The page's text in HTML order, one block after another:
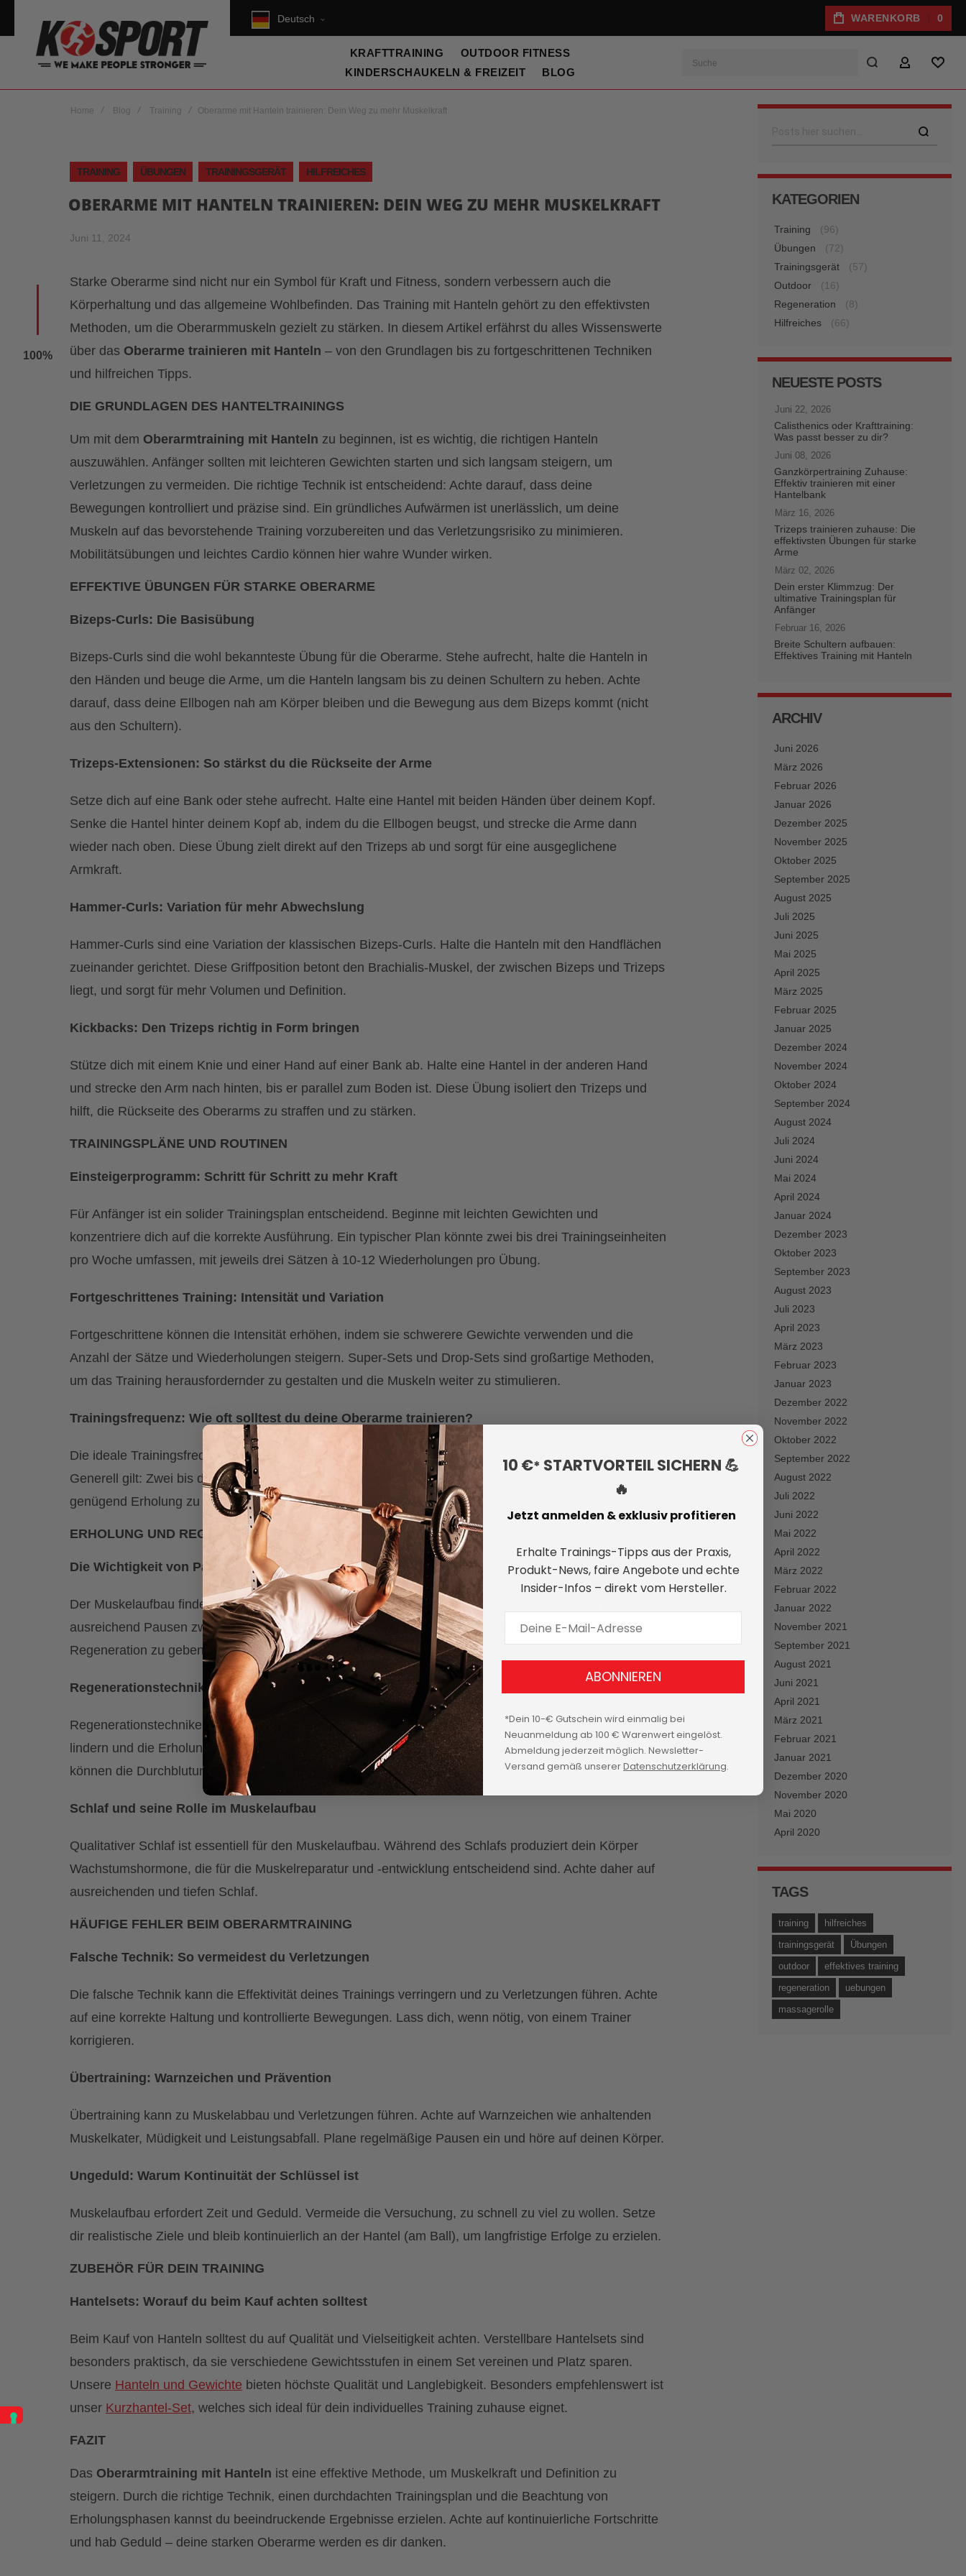
Deutsch WARENKORB 0
KRAFTTRAINING
OUTDOOR FITNESS
KINDERSCHAUKELN & FREIZEIT
BLOG
Suche
MEIN KONTO
Home Blog Training Oberarme mit Hanteln trainieren: Dein Weg zu mehr Muskelkraft
TRAINING ÜBUNGEN TRAININGSGERÄT HILFREICHES
OBERARME MIT HANTELN TRAINIEREN: DEIN WEG ZU MEHR MUSKELKRAFT
Juni 11, 2024
100%
Starke Oberarme sind nicht nur ein Symbol für Kraft und Fitness, sondern verbessern auch die
Körperhaltung und das allgemeine Wohlbefinden. Das Training mit Hanteln gehört zu den effektivsten
Methoden, um die Oberarmmuskeln gezielt zu stärken. In diesem Artikel erfährst du alles Wissenswerte
über das Oberarme trainieren mit Hanteln – von den Grundlagen bis zu fortgeschrittenen Techniken
und hilfreichen Tipps.
DIE GRUNDLAGEN DES HANTELTRAININGS
Um mit dem Oberarmtraining mit Hanteln zu beginnen, ist es wichtig, die richtigen Hanteln
auszuwählen. Anfänger sollten mit leichteren Gewichten starten und sich langsam steigern, um
Verletzungen zu vermeiden. Die richtige Technik ist entscheidend: Achte darauf, dass deine
Bewegungen kontrolliert und präzise sind. Ein gründliches Aufwärmen ist unerlässlich, um deine
Muskeln auf das bevorstehende Training vorzubereiten und das Verletzungsrisiko zu minimieren.
Mobilitätsübungen und leichtes Cardio können hier wahre Wunder wirken.
EFFEKTIVE ÜBUNGEN FÜR STARKE OBERARME
Bizeps-Curls: Die Basisübung
Bizeps-Curls sind die wohl bekannteste Übung für die Oberarme. Stehe aufrecht, halte die Hanteln in
den Händen und beuge die Arme, um die Hanteln langsam bis zu deinen Schultern zu heben. Achte
darauf, dass deine Ellbogen nah am Körper bleiben und die Bewegung aus dem Bizeps kommt (nicht
aus den Schultern).
Trizeps-Extensionen: So stärkst du die Rückseite der Arme
Setze dich auf eine Bank oder stehe aufrecht. Halte eine Hantel mit beiden Händen über deinem Kopf.
Senke die Hantel hinter deinem Kopf ab, indem du die Ellbogen beugst, und strecke die Arme dann
wieder nach oben. Diese Übung zielt direkt auf den Trizeps ab und sorgt für eine ausgeglichene
Armkraft.
Hammer-Curls: Variation für mehr Abwechslung
Hammer-Curls sind eine Variation der klassischen Bizeps-Curls. Halte die Hanteln mit den Handflächen
zueinander gerichtet. Diese Griffposition betont den Brachialis-Muskel, der zwischen Bizeps und Trizeps
liegt, und sorgt für mehr Volumen und Definition.
Kickbacks: Den Trizeps richtig in Form bringen
Stütze dich mit einem Knie und einer Hand auf einer Bank ab. Halte eine Hantel in der anderen Hand
und strecke den Arm nach hinten, bis er parallel zum Boden ist. Diese Übung isoliert den Trizeps und
hilft, die Rückseite des Oberarms zu straffen und zu stärken.
TRAININGSPLÄNE UND ROUTINEN
Einsteigerprogramm: Schritt für Schritt zu mehr Kraft
Für Anfänger ist ein solider Trainingsplan entscheidend. Beginne mit leichten Gewichten und
konzentriere dich auf die korrekte Ausführung. Ein typischer Plan könnte zwei bis drei Trainingseinheiten
pro Woche umfassen, mit jeweils drei Sätzen à 10-12 Wiederholungen pro Übung.
Fortgeschrittenes Training: Intensität und Variation
Fortgeschrittene können die Intensität erhöhen, indem sie schwerere Gewichte verwenden und die
Anzahl der Sätze und Wiederholungen steigern. Super-Sets und Drop-Sets sind großartige Methoden,
um das Training herausfordernder zu gestalten und die Muskeln weiter zu stimulieren.
Trainingsfrequenz: Wie oft solltest du deine Oberarme trainieren?
Die ideale Trainingsfrequenz hängt von deinem individuellen Fitnesslevel und deinen Zielen ab.
Generell gilt: Zwei bis drei Mal pro Woche ist optimal, um Muskelwachstum zu fördern und gleichzeitig
genügend Erholung zu gewährleisten.
ERHOLUNG UND REGENERATION
Die Wichtigkeit von Pausen
Der Muskelaufbau findet in der Erholungsphase statt, nicht während des Trainings. Plane daher
ausreichend Pausen zwischen den Trainingseinheiten ein, um deinen Muskeln die nötige Zeit zur
Regeneration zu geben.
Regenerationstechniken: Massagen, Dehnen und mehr
Regenerationstechniken wie Massagen, Foam Rolling und Stretching können helfen, Muskelkater zu
lindern und die Erholung zu beschleunigen. Auch aktive Erholung, wie leichte Spaziergänge oder Yoga,
können die Durchblutung fördern und die Regeneration unterstützen.
Schlaf und seine Rolle im Muskelaufbau
Qualitativer Schlaf ist essentiell für den Muskelaufbau. Während des Schlafs produziert dein Körper
Wachstumshormone, die für die Muskelreparatur und -entwicklung entscheidend sind. Achte daher auf
ausreichenden und tiefen Schlaf.
HÄUFIGE FEHLER BEIM OBERARMTRAINING
Falsche Technik: So vermeidest du Verletzungen
Die falsche Technik kann die Effektivität deines Trainings verringern und zu Verletzungen führen. Achte
auf eine korrekte Haltung und kontrollierte Bewegungen. Lass dich, wenn nötig, von einem Trainer
korrigieren.
Übertraining: Warnzeichen und Prävention
Übertraining kann zu Muskelabbau und Verletzungen führen. Achte auf Warnzeichen wie anhaltenden
Muskelkater, Müdigkeit und Leistungsabfall. Plane regelmäßige Pausen ein und höre auf deinen Körper.
Ungeduld: Warum Kontinuität der Schlüssel ist
Muskelaufbau erfordert Zeit und Geduld. Vermeide die Versuchung, zu schnell zu viel zu wollen. Setze
dir realistische Ziele und bleib kontinuierlich an der Hantel (am Ball), um langfristige Erfolge zu erzielen.
ZUBEHÖR FÜR DEIN TRAINING
Hantelsets: Worauf du beim Kauf achten solltest
Beim Kauf von Hanteln solltest du auf Qualität und Vielseitigkeit achten. Verstellbare Hantelsets sind
besonders praktisch, da sie verschiedene Gewichtsstufen in einem Set vereinen und Platz sparen.
Unsere Hanteln und Gewichte bieten höchste Qualität und Langlebigkeit. Besonders empfehlenswert ist
unser Kurzhantel-Set, welches sich ideal für dein individuelles Training zuhause eignet.
FAZIT
Das Oberarmtraining mit Hanteln ist eine effektive Methode, um Muskelkraft und Definition zu
steigern. Durch die richtige Technik, einen durchdachten Trainingsplan und die Beachtung von
Erholungsphasen kannst du beeindruckende Ergebnisse erzielen. Achte auf kontinuierliche Fortschritte
und hab Geduld – deine starken Oberarme werden es dir danken.
KATEGORIEN
Training
(96)
Übungen
(72)
Trainingsgerät
(57)
Outdoor
(16)
Regeneration
(8)
Hilfreiches
(66)
NEUESTE POSTS
Juni 22, 2026
Calisthenics oder Krafttraining:
Was passt besser zu dir?
Juni 08, 2026
Ganzkörpertraining Zuhause:
Effektiv trainieren mit einer
Hantelbank
März 16, 2026
Trizeps trainieren zuhause: Die
effektivsten Übungen für starke
Arme
März 02, 2026
Dein erster Klimmzug: Der
ultimative Trainingsplan für
Anfänger
Februar 16, 2026
Breite Schultern aufbauen:
Effektives Training mit Hanteln
ARCHIV
Juni 2026
März 2026
Februar 2026
Januar 2026
Dezember 2025
November 2025
Oktober 2025
September 2025
August 2025
Juli 2025
Juni 2025
Mai 2025
April 2025
März 2025
Februar 2025
Januar 2025
Dezember 2024
November 2024
Oktober 2024
September 2024
August 2024
Juli 2024
Juni 2024
Mai 2024
April 2024
Januar 2024
Dezember 2023
Oktober 2023
September 2023
August 2023
Juli 2023
April 2023
März 2023
Februar 2023
Januar 2023
Dezember 2022
November 2022
Oktober 2022
September 2022
August 2022
Juli 2022
Juni 2022
Mai 2022
April 2022
März 2022
Februar 2022
Januar 2022
November 2021
September 2021
August 2021
Juni 2021
April 2021
März 2021
Februar 2021
Januar 2021
Dezember 2020
November 2020
Mai 2020
April 2020
TAGS
training
hilfreiches
trainingsgerät
Übungen
outdoor
effektives training
regeneration
uebungen
massagerolle
10 €* STARTVORTEIL SICHERN 💪
🔥
Jetzt anmelden & exklusiv profitieren
Erhalte Trainings-Tipps aus der Praxis,
Produkt-News, faire Angebote und echte
Insider-Infos – direkt vom Hersteller.
E-Mail Adresse
ABONNIEREN
*Dein 10-€ Gutschein wird einmalig bei
Neuanmeldung ab 100 € Warenwert eingelöst.
Abmeldung jederzeit möglich. Newsletter-
Versand gemäß unsererDatenschutzerklärung.